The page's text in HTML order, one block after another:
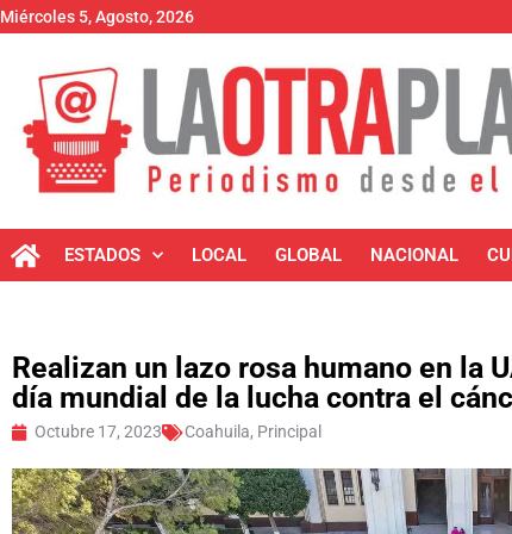
Miércoles 5, Agosto, 2026
ESTADOS LOCAL GLOBAL NACIONAL
Realizan un lazo rosa humano en la
día mundial de la lucha contra el
Octubre 17, 2023 Coahuila, Principal